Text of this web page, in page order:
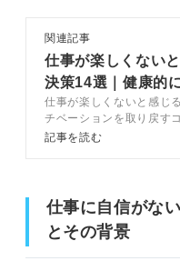
関連記事
仕事が楽しくない
決策14選｜健康的
めにできる行動
仕事が楽しくないと感じ
チベーションを取り戻す
リアアドバイザーととも
かみましょう。
記事を読む
仕事に自信がな
とその背景